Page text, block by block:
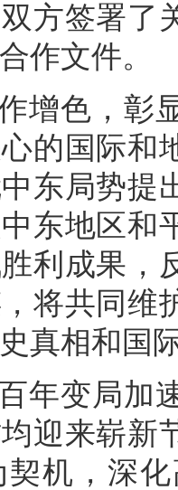
方签署了
作文件。
增色，彰
的国际和
东局势提
东地区和
利成果，
将共同维
真相和国
年变局加
迎来崭新
契机，深